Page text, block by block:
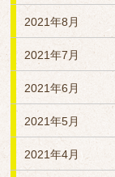
2021年8月
2021年7月
2021年6月
2021年5月
2021年4月